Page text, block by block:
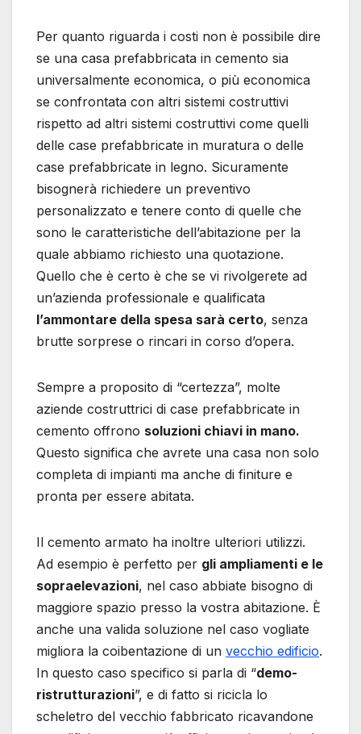
Per quanto riguarda i costi non è possibile dire
se una casa prefabbricata in cemento sia
universalmente economica, o più economica
se confrontata con altri sistemi costruttivi
rispetto ad altri sistemi costruttivi come quelli
delle case prefabbricate in muratura o delle
case prefabbricate in legno. Sicuramente
bisognerà richiedere un preventivo
personalizzato e tenere conto di quelle che
sono le caratteristiche dell’abitazione per la
quale abbiamo richiesto una quotazione.
Quello che è certo è che se vi rivolgerete ad
un’azienda professionale e qualificata
l’ammontare della spesa sarà certo, senza
brutte sorprese o rincari in corso d’opera.
Sempre a proposito di “certezza”, molte
aziende costruttrici di case prefabbricate in
cemento offrono soluzioni chiavi in mano.
Questo significa che avrete una casa non solo
completa di impianti ma anche di finiture e
pronta per essere abitata.
Il cemento armato ha inoltre ulteriori utilizzi.
Ad esempio è perfetto per gli ampliamenti e le
sopraelevazioni, nel caso abbiate bisogno di
maggiore spazio presso la vostra abitazione. È
anche una valida soluzione nel caso vogliate
migliora la coibentazione di un vecchio edificio.
In questo caso specifico si parla di “demo-
ristrutturazioni”, e di fatto si ricicla lo
scheletro del vecchio fabbricato ricavandone